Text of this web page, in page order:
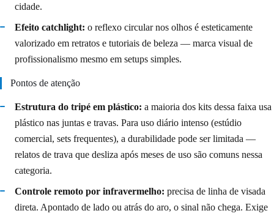
cidade.
Efeito catchlight: o reflexo circular nos olhos é esteticamente
valorizado em retratos e tutoriais de beleza — marca visual de
profissionalismo mesmo em setups simples.
Pontos de atenção
Estrutura do tripé em plástico: a maioria dos kits dessa faixa usa
plástico nas juntas e travas. Para uso diário intenso (estúdio
comercial, sets frequentes), a durabilidade pode ser limitada —
relatos de trava que desliza após meses de uso são comuns nessa
categoria.
Controle remoto por infravermelho: precisa de linha de visada
direta. Apontado de lado ou atrás do aro, o sinal não chega. Exige